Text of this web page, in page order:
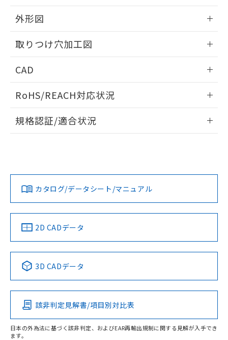
外形図
取りつけ穴加工図
CAD
ドすることができます。
ログイン/会員登録
ダウンロードデータをご利用いただく前に、以下を必ずお読
みください。
ソフトウェアの使用条件
RoHS/REACH対応状況
EU RoHS 注意事項・凡例
対応済み
中国 RoHS 注意事項・凡例
Pb Hg Cd Cr(VI)
O
規格認証/適合状況
カタログ/データシート/マニュアル
2D CADデータ
3D CADデータ
該非判定見解書/項目別対比表
日本の外為法に基づく該非判定、およびEAR再輸出規制に関する見解が入手でき
ます。
品・サービスに関するお客様との取
をご了承ください。
※当社の共同利用者とは、
下記の非含有証明書をダウンロードするこ
とができます。
EU RoHS指令（10物質）の非含有証明書
51物質の非含有証明書（当社基準）
※本証明書は発行日時点で非含有を証明す
ものではありません。
また、RoHS指令のフタル酸エステル類４
物質の対応では、対応完了までの期間は出
欄に対応日を記載しておりました。
既に当社にて対応品への在庫切替を完了